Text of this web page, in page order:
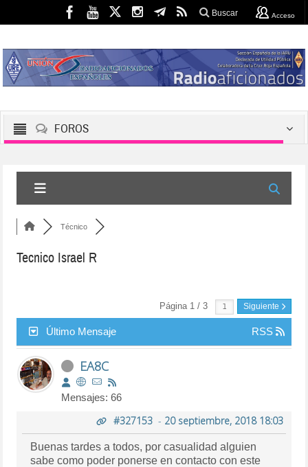
Buscar Acceso
FOROS
Técnico
Tecnico Israel R
Página 1 / 3 Siguiente
Último Mensaje RSS
EA8C
Mensajes: 66
#327153- 20 septiembre, 2018 18:03
Buenas tardes a todos, por casualidad alguien
sabe como poder ponerse en contacto con este